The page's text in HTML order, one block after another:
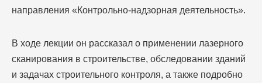
направления «Контрольно-надзорная деятельность».
В ходе лекции он рассказал о применении лазерного
сканирования в строительстве, обследовании зданий
и задачах строительного контроля, а также подробно